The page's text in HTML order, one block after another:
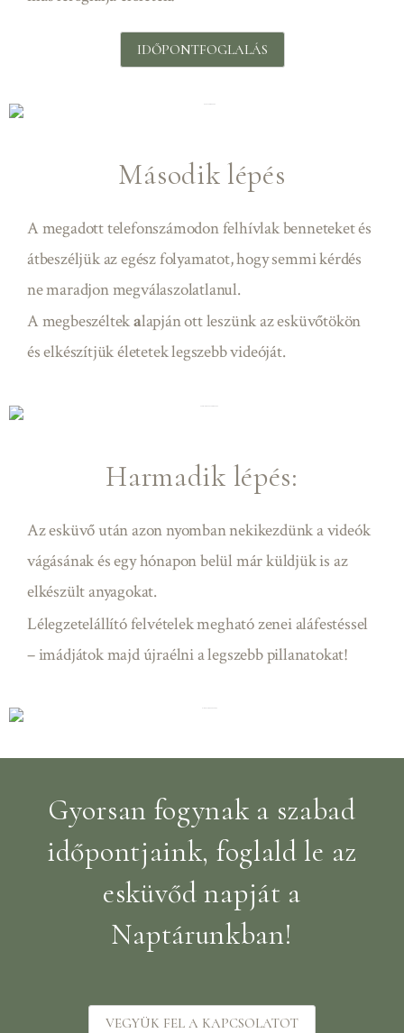
IDŐPONTFOGLALÁS
Második lépés
A megadott telefonszámodon felhívlak benneteket és
átbeszéljük az egész folyamatot, hogy semmi kérdés
ne maradjon megválaszolatlanul.
A megbeszéltekalapján ott leszünk az esküvőtökön
és elkészítjük életetek legszebb videóját.
Harmadik lépés:
Az esküvő után azon nyomban nekikezdünk a videók
vágásának és egy hónapon belül már küldjük is az
elkészült anyagokat.
Lélegzetelállító felvételek megható zenei aláfestéssel
– imádjátok majd újraélni a legszebb pillanatokat!
Gyorsan fogynak a szabad
időpontjaink, foglald le az
esküvőd napját a
Naptárunkban!
VEGYÜK FEL A KAPCSOLATOT